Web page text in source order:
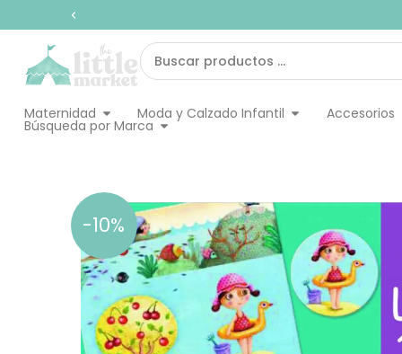
contenido
Search
...
Maternidad Abrir Maternidad
Moda y Calzado Infantil Abrir Moda y
Accesorios
Búsqueda por Marca Abrir Búsqueda por Marca
-10%